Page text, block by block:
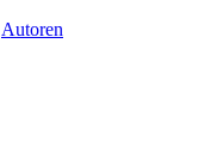
Autoren